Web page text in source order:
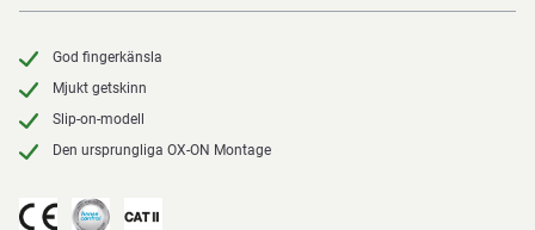
God fingerkänsla
Mjukt getskinn
Slip-on-modell
Den ursprungliga OX-ON Montage